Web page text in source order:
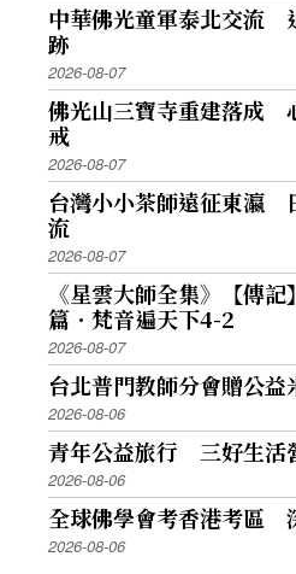
中華佛光童軍泰北交流
跡
2026-08-07
佛光山三寶寺重建落成
戒
2026-08-07
台灣小小茶師遠征東瀛
流
2026-08-07
《星雲大師全集》【傳
篇．梵音遍天下4-2
2026-08-07
台北普門教師分會贈公
2026-08-06
青年公益旅行 三好生活
2026-08-06
全球佛學會考香港考區
2026-08-06